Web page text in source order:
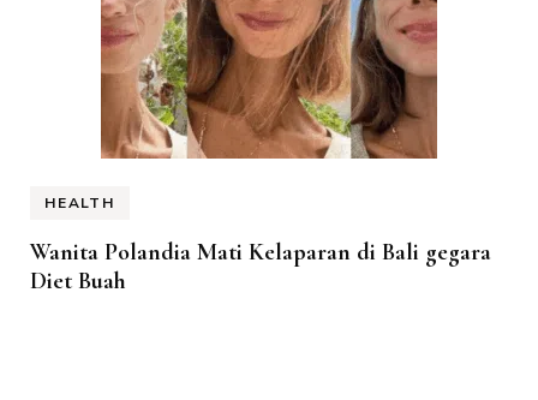
HEALTH
Wanita Polandia Mati Kelaparan di Bali gegara
Diet Buah